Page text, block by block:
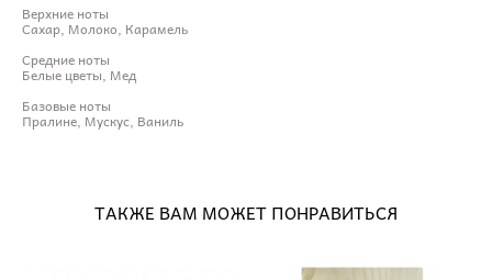
Верхние ноты
Сахар, Молоко, Карамель
Средние ноты
Белые цветы, Мед
Базовые ноты
Пралине, Мускус, Ваниль
ТАКЖЕ ВАМ МОЖЕТ ПОНРАВИТЬСЯ